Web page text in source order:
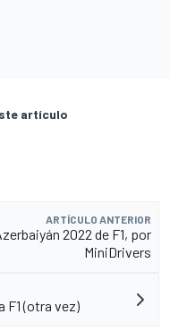
artículo
ARTÍCULO ANTERIOR
2022 de F1, por
MiniDrivers
F1 (otra vez)